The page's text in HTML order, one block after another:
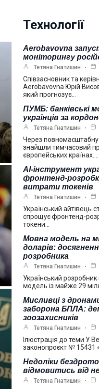
Технології
Aerobavovna
моніторингу
Тетяна Гнатишин
Співзасновник та
Aerobavovna Юрій
який прогнозує…
ПУМБ: банківські
українців за
Тетяна Гнатишин
Через повномасштабну
знайшли тимчасовий
європейських країнах.…
AI-інструмент
фронтенд-
витрати токенів
Тетяна Гнатишин
Український айтівець
спрощує фронтенд-
токени…
Мовна модель на
доларів:
розробника
Тетяна Гнатишин
Український
модель із майже 29
Мисливці з
заборона БПЛА:
зоозахисників
Тетяна Гнатишин
Ілюстрація до теми У
законопроєкт № 15431
Недоліки
відмовитись від
Тетяна Гнатишин